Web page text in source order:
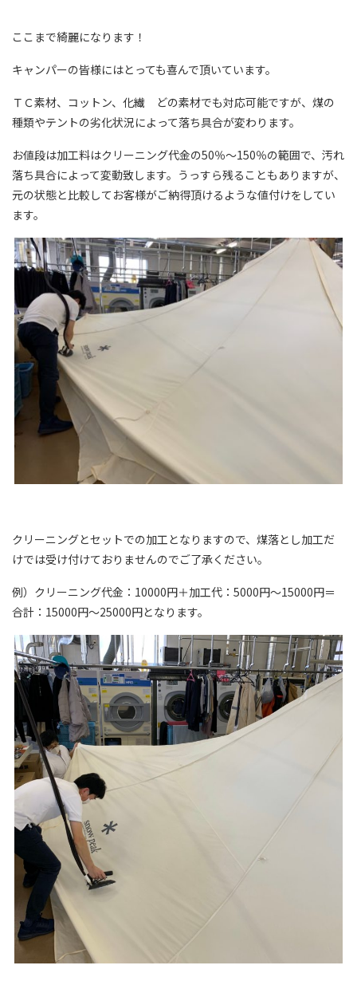
ここまで綺麗になります！
キャンパーの皆様にはとっても喜んで頂いています。
ＴＣ素材、コットン、化繊 どの素材でも対応可能ですが、煤の
種類やテントの劣化状況によって落ち具合が変わります。
お値段は加工料はクリーニング代金の50％～150％の範囲で、汚れ
落ち具合によって変動致します。うっすら残ることもありますが、
元の状態と比較してお客様がご納得頂けるような値付けをしてい
ます。
クリーニングとセットでの加工となりますので、煤落とし加工だ
けでは受け付けておりませんのでご了承ください。
例）クリーニング代金：10000円＋加工代：5000円～15000円＝
合計：15000円～25000円となります。